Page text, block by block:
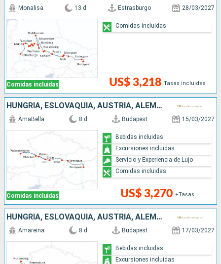
Comidas incluidas
Monalisa 13 d Estrasburgo 28/03/2027
US$ 3,218 Tasas incluidas
Comidas incluidas
HUNGRÍA, ESLOVAQUIA, AUSTRIA, ALEMANIA
Comidas incluidas
AmaBella 8 d Budapest 15/03/2027
US$ 3,270 +Tasas
Bebidas incluidas
Excursiones incluidas
Servicio y Experiencia de Lujo
Comidas incluidas
HUNGRÍA, ESLOVAQUIA, AUSTRIA, ALEMANIA
Amareina 8 d Budapest 17/03/2027
Bebidas incluidas
Excursiones incluidas